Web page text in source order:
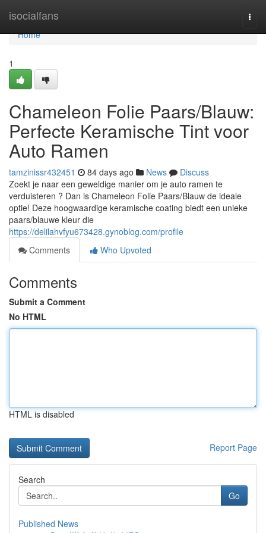
isocialfans
Home
Home
1
Chameleon Folie Paars/Blauw:
Perfecte Keramische Tint voor
Auto Ramen
tamzinissr432451 84 days ago News
Discuss
Zoekt je naar een geweldige manier om je auto ramen te
verduisteren ? Dan is Chameleon Folie Paars/Blauw de ideale
optie! Deze hoogwaardige keramische coating biedt een unieke
paars/blauwe kleur die
https://delilahvfyu673428.gynoblog.com/profile
Comments
Who Upvoted
Comments
Submit a Comment
No HTML
HTML is disabled
Report Page
Search
Go
Published News